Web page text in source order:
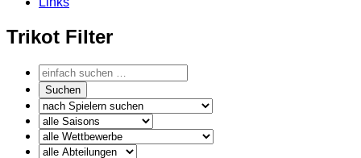
Trikot Filter